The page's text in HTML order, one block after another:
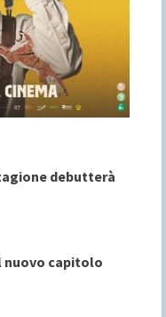
debutterà
nuovo capitolo